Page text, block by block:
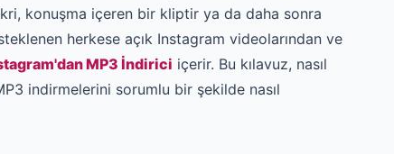
konuşma içeren bir kliptir ya da daha sonra
herkese açık Instagram videolarından ve
MP3 İndirici içerir. Bu kılavuz, nasıl
indirmelerini sorumlu bir şekilde nasıl